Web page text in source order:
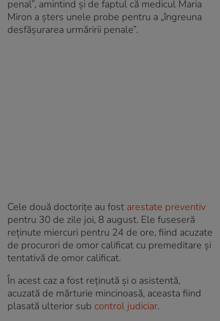
penal”, amintind și de faptul că medicul Maria
Miron a șters unele probe pentru a „îngreuna
desfășurarea urmăririi penale”.
Cele două doctorițe au fost arestate preventiv
pentru 30 de zile joi, 8 august. Ele fuseseră
reținute miercuri pentru 24 de ore, fiind acuzate
de procurori de omor calificat cu premeditare și
tentativă de omor calificat.
În acest caz a fost reținută și o asistentă,
acuzată de mărturie mincinoasă, aceasta fiind
plasată ulterior sub control judiciar.